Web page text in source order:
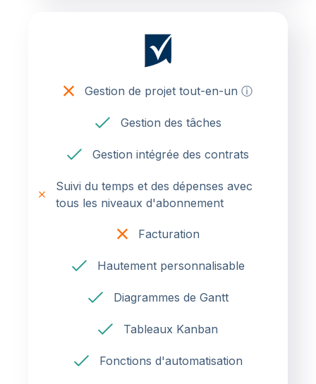
Gestion de projet tout-en-un ⓘ
Gestion des tâches
Gestion intégrée des contrats
Suivi du temps et des dépenses avec
tous les niveaux d'abonnement
Facturation
Hautement personnalisable
Diagrammes de Gantt
Tableaux Kanban
Fonctions d'automatisation